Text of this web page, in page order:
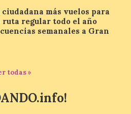
en Requejo de
Álvarez Barrio,
[…]
de
más vuelos para
ruta regular todo el año
semanales a Gran
todas »